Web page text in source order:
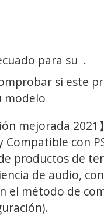
para su .
si este
modelo
mejorada
Compatible con
productos de
de audio,
el método de